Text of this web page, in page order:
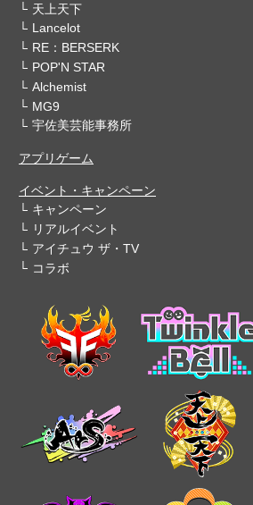
天上天下
Lancelot
RE：BERSERK
POP'N STAR
Alchemist
MG9
宇佐美芸能事務所
アプリゲーム
イベント・キャンペーン
キャンペーン
リアルイベント
アイチュウ ザ・TV
コラボ